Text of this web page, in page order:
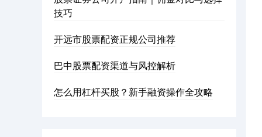
技巧
开远市股票配资正规公司推荐
巴中股票配资渠道与风控解析
怎么用杠杆买股？新手融资操作全攻略